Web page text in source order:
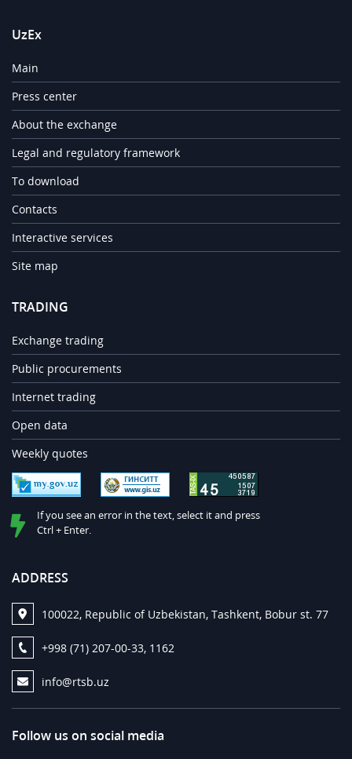
UzEx
Main
Press center
About the exchange
Legal and regulatory framework
To download
Contacts
Interactive services
Site map
TRADING
Exchange trading
Public procurements
Internet trading
Open data
Weekly quotes
If you see an error in the text, select it and press
Ctrl + Enter.
ADDRESS
100022, Republic of Uzbekistan, Tashkent, Bobur st. 77
+998 (71) 207-00-33, 1162
info@rtsb.uz
Follow us on social media